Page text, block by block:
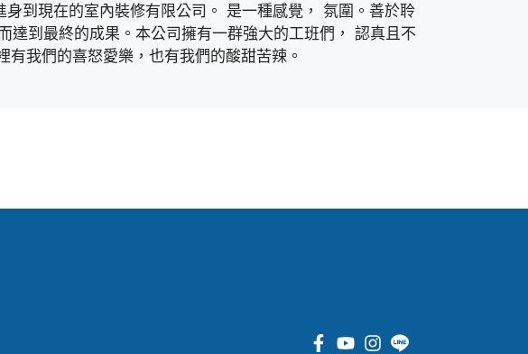
到現在的室內裝修有限公司。 是一種感覺， 氛圍。善於聆
達到最終的成果。本公司擁有一群強大的工班們， 認真且不
我們的喜怒愛樂，也有我們的酸甜苦辣。